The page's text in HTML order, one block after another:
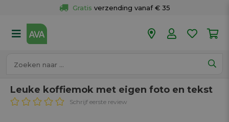
Gratis verzending vanaf € 35
50 winkels
Leuke koffiemok met eigen foto en tekst
Schrijf eerste review